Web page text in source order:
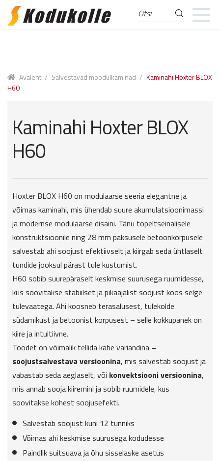
Skip
Skip
Otsi:
Avaleht / Salvestavad moodulkaminad / Kaminahi Hoxter BLOX
H60
Kaminahi Hoxter BLOX
H60
Hoxter BLOX H60 on modulaarse seeria elegantne ja
võimas kaminahi, mis ühendab suure akumulatsioonimassi
ja modernse modulaarse disaini. Tänu topeltseinalisele
konstruktsioonile ning 28 mm paksusele betoonkorpusele
salvestab ahi soojust efektiivselt ja kiirgab seda ühtlaselt
tundide jooksul pärast tule kustumist.
H60 sobib suurepäraselt keskmise suurusega ruumidesse,
kus soovitakse stabiilset ja pikaajalist soojust koos selge
tulevaatega. Ahi koosneb terasalusest, tulekolde
südamikust ja betoonist korpusest – selle kokkupanek on
kiire ja intuitiivne.
Toodet on võimalik tellida kahe variandina –
soojustsalvestava versioonina, mis salvestab soojust ja
vabastab seda aeglaselt, või konvektsiooni versioonina,
mis annab sooja kiiremini ja sobib ruumidele, kus
soovitakse kohest soojusefekti.
Salvestab soojust kuni 12 tunniks
Võimas ahi keskmise suurusega kodudesse
Paindlik suitsuava ja õhu sisselaske asetus